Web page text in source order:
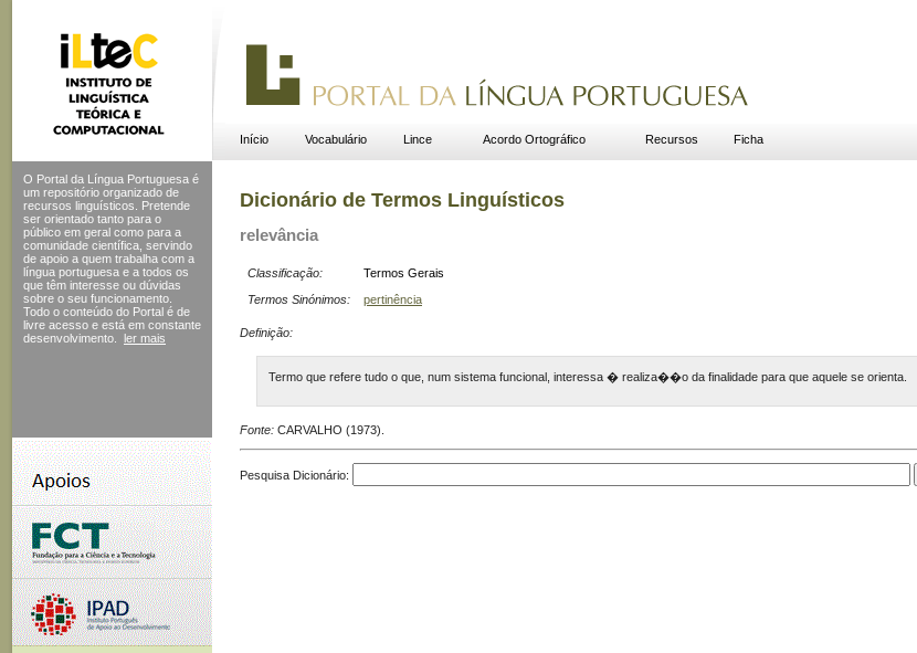
Início Vocabulário Lince Acordo Ortográfico Recursos Ficha
O Portal da Língua Portuguesa é
um repositório organizado de
recursos linguísticos. Pretende
ser orientado tanto para o
público em geral como para a
comunidade científica, servindo
de apoio a quem trabalha com a
língua portuguesa e a todos os
que têm interesse ou dúvidas
sobre o seu funcionamento.
Todo o conteúdo do Portal é de
livre acesso e está em constante
desenvolvimento.
ler mais
Dicionário de Termos Linguísticos
relevância
Classificação:
Termos Gerais
Termos Sinónimos:
pertinência
Definição:
Termo que refere tudo o que, num sistema funcional, interessa � realiza��o da finalidade para que aquele se orienta.
Fonte: CARVALHO (1973).
Pesquisa Dicionário: